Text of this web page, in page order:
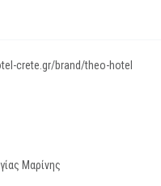
crete.gr/brand/theo-hotel
Μαρίνης